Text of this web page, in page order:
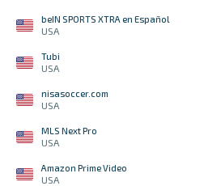
beIN SPORTS XTRA en Español
USA
Tubi
USA
nisasoccer.com
USA
MLS Next Pro
USA
Amazon Prime Video
USA